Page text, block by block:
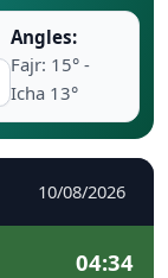
Ramadan
Comment
Angles:
Fajr: 15° -
Icha 13°
10/08/2026
04:34